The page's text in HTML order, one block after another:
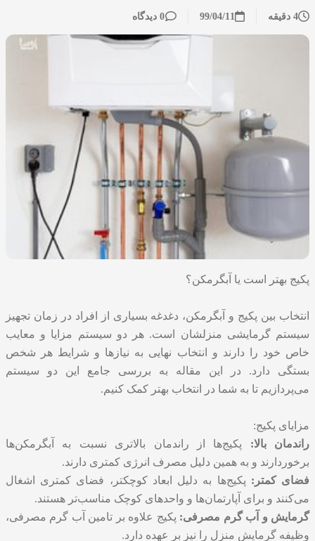
4 دقیقه 99/04/11 0 دیدگاه
پکیج بهتر است یا آبگرمکن؟
انتخاب بین پکیج و آبگرمکن، دغدغه بسیاری از افراد در زمان تجهیز
سیستم گرمایشی منزلشان است. هر دو سیستم مزایا و معایب
خاص خود را دارند و انتخاب نهایی به نیازها و شرایط هر شخص
بستگی دارد. در این مقاله به بررسی جامع این دو سیستم
می‌پردازیم تا به شما در انتخاب بهتر کمک کنیم.
مزایای پکیج:
راندمان بالا: پکیج‌ها از راندمان بالاتری نسبت به آبگرمکن‌ها
برخوردارند و به همین دلیل مصرف انرژی کمتری دارند.
فضای کمتر: پکیج‌ها به دلیل ابعاد کوچکتر، فضای کمتری اشغال
می‌کنند و برای آپارتمان‌ها و واحدهای کوچک مناسب‌تر هستند.
گرمایش و آب گرم مصرفی: پکیج علاوه بر تامین آب گرم مصرفی،
وظیفه گرمایش منزل را نیز بر عهده دارد.